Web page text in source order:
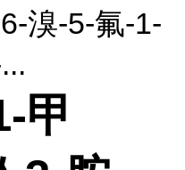
溴-5-氟-1-
甲